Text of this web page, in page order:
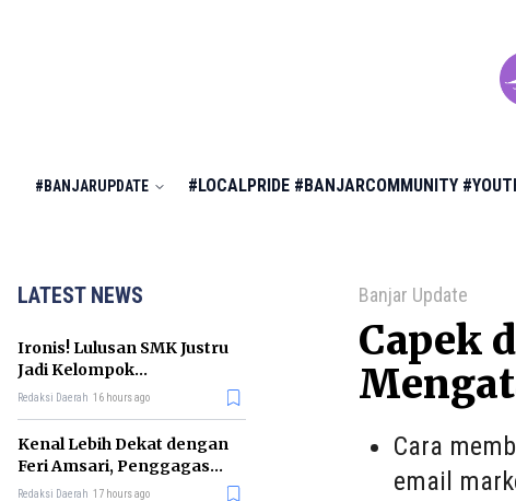
#BANJARUPDATE #LOCALPRIDE #BANJARCOMMUNITY
LATEST NEWS
Ironis! Lulusan SMK Justru
Jadi Kelompok
Pengangguran Terbanyak
Redaksi Daerah 16 hours ago
Kenal Lebih Dekat dengan
Feri Amsari, Penggagas
Kabinet Bayangan
Redaksi Daerah 17 hours ago
Banjar Update
Capek
Cara
email